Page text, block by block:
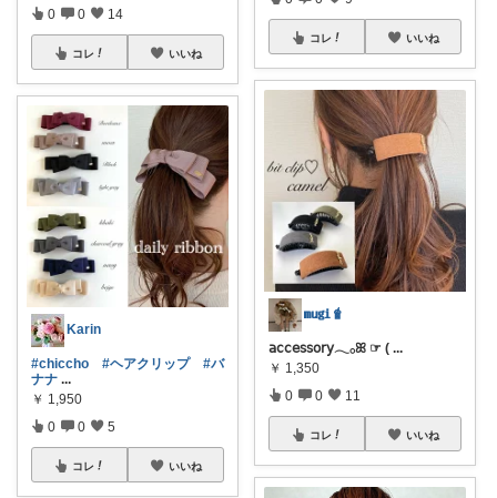
0 0 14
コレ いいね
Karin
#chiccho #ヘアクリップ
#バ
ナナ ...
￥ 1,950
0 0 5
コレ いいね
コレ いいね
𝐦𝐮𝐠𝐢🧋
𝖺𝖼𝖼𝖾𝗌𝗌𝗈𝗋𝗒𓂃𓂂ꕤ ︎☞ ( ...
￥ 1,350
0 0 11
コレ いいね